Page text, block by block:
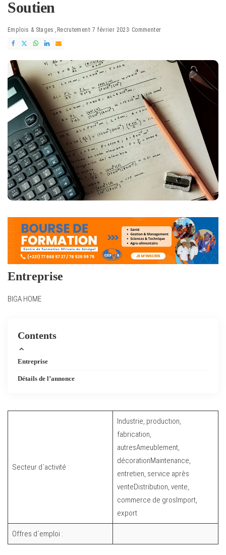
Soutien
Emplois & Stages Recrutement 7 février 2023 Commenter
Entreprise
BIGA HOME
Contents
Entreprise
Détails de l’annonce
Secteur d´activité :
Industrie, production,
fabrication,
autresAmeublement,
décorationMaintenance,
entretien, service après
venteDistribution, vente,
commerce de grosImport,
export
Offres d´emploi :